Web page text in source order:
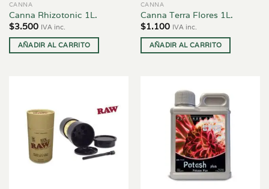
CANNA
Canna Rhizotonic 1L.
$3.500 IVA inc.
AÑADIR AL CARRITO
CANNA
Canna Terra Flores 1L.
$1.100 IVA inc.
AÑADIR AL CARRITO